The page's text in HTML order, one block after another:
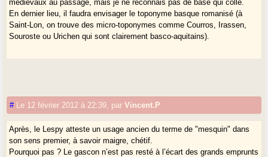
médiévaux au passage, mais je ne reconnais pas de base qui colle.
En dernier lieu, il faudra envisager le toponyme basque romanisé (à
Saint-Lon, on trouve des micro-toponymes comme Courros, Irassen,
Souroste ou Urichen qui sont clairement basco-aquitains).
# Le 12 février 2012 à 22:39 parVincent.P
Après, le Lespy atteste un usage ancien du terme de "mesquin" dans
son sens premier, à savoir maigre, chétif.
Pourquoi pas ? Le gascon n’est pas resté à l’écart des grands emprunts